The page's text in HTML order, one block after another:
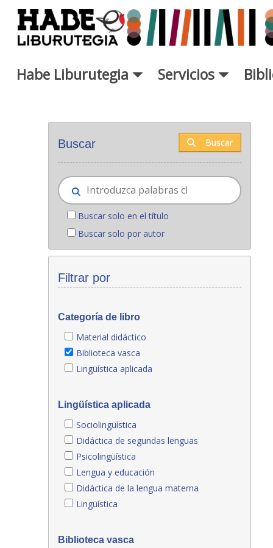
Saltar al contenido principal
Habe Liburutegia Servicios
Buscar Buscar
Buscar solo en el título
Buscar solo por autor
Filtrar por
Categoría de libro
Material didáctico
Biblioteca vasca
Lingüística aplicada
Lingüística aplicada
Sociolingüística
Didáctica de segundas lenguas
Psicolingüística
Lengua y educación
Didáctica de la lengua materna
Lingüística
Biblioteca vasca